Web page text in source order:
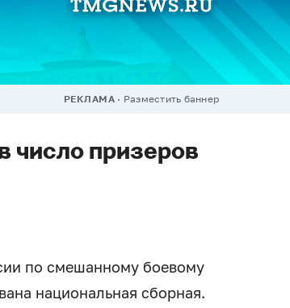
РЕКЛАМА Разместить баннер
число призеров
по смешанному боевому
национальная сборная.